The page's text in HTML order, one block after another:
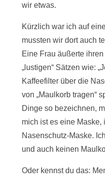
wir etwas.
Kürzlich war ich auf
mussten wir dort auch
Eine Frau äußerte
„lustigen“ Sätzen wie:
Kaffeefilter über die
von „Maulkorb tragen“
Dinge so bezeichnen,
mich ist es eine Maske,
Nasenschutz-Maske.
und auch keinen
Oder kennst du das: